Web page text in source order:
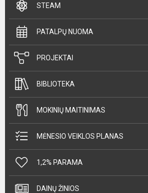
STEAM
PATALPŲ NUOMA
PROJEKTAI
BIBLIOTEKA
MOKINIŲ MAITINIMAS
MĖNESIO VEIKLOS PLANAS
1,2% PARAMA
DAINŲ ŽINIOS